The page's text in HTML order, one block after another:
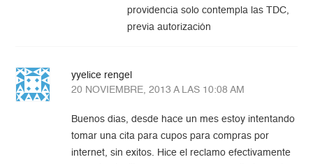
providencia solo contempla las TDC,
previa autorización
yyelice rengel
20 NOVIEMBRE, 2013 A LAS 10:08 AM
Buenos dias, desde hace un mes estoy intentando
tomar una cita para cupos para compras por
internet, sin exitos. Hice el reclamo efectivamente